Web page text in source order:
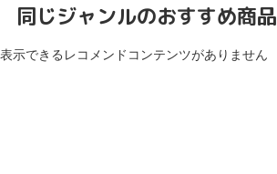
同じジャンルのおすすめ商品
表示できるレコメンドコンテンツがありません